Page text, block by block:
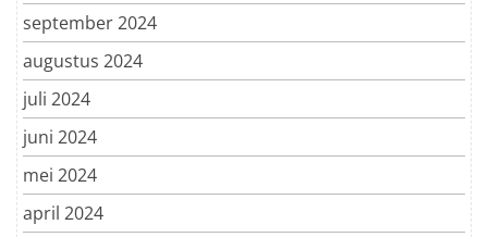
september 2024
augustus 2024
juli 2024
juni 2024
mei 2024
april 2024